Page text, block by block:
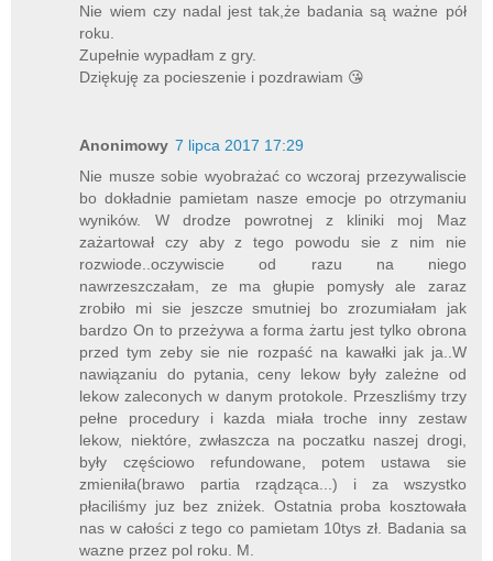
Nie wiem czy nadal jest tak,że badania są ważne pół
roku.
Zupełnie wypadłam z gry.
Dziękuję za pocieszenie i pozdrawiam 😘
Anonimowy 7 lipca 2017 17:29
Nie musze sobie wyobrażać co wczoraj przezywaliscie
bo dokładnie pamietam nasze emocje po otrzymaniu
wyników. W drodze powrotnej z kliniki moj Maz
zażartował czy aby z tego powodu sie z nim nie
rozwiode..oczywiscie od razu na niego
nawrzeszczałam, ze ma głupie pomysły ale zaraz
zrobiło mi sie jeszcze smutniej bo zrozumiałam jak
bardzo On to przeżywa a forma żartu jest tylko obrona
przed tym zeby sie nie rozpaść na kawałki jak ja..W
nawiązaniu do pytania, ceny lekow były zależne od
lekow zaleconych w danym protokole. Przeszliśmy trzy
pełne procedury i kazda miała troche inny zestaw
lekow, niektóre, zwłaszcza na poczatku naszej drogi,
były częściowo refundowane, potem ustawa sie
zmieniła(brawo partia rządząca...) i za wszystko
płaciliśmy juz bez zniżek. Ostatnia proba kosztowała
nas w całości z tego co pamietam 10tys zł. Badania sa
wazne przez pol roku. M.